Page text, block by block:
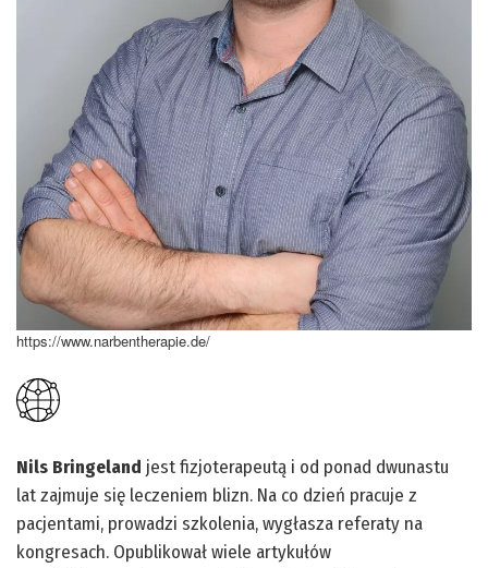
https://www.narbentherapie.de/
Nils Bringeland jest fizjoterapeutą i od ponad dwunastu
lat zajmuje się leczeniem blizn. Na co dzień pracuje z
pacjentami, prowadzi szkolenia, wygłasza referaty na
kongresach. Opublikował wiele artykułów